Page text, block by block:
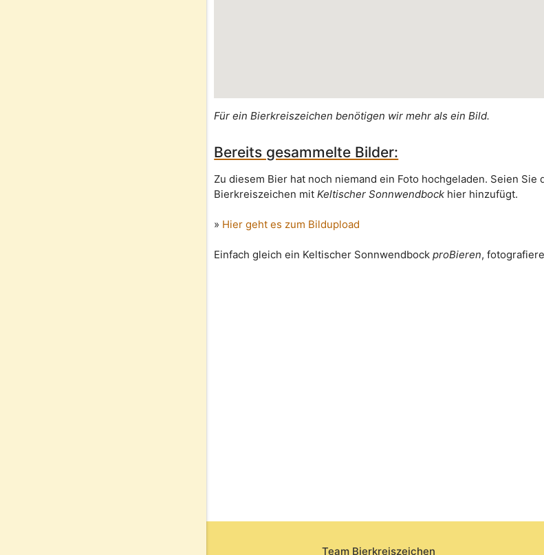
Für ein Bierkreiszeichen benötigen wir mehr als ein Bild.
Bereits gesammelte Bilder:
Zu diesem Bier hat noch niemand ein Foto hochgeladen. Seien Sie
Bierkreiszeichen mitKeltischer Sonnwendbock hier hinzufügt.
» Hier geht es zum Bildupload
Einfach gleich ein Keltischer SonnwendbockproBieren,
Team Bierkreiszeichen